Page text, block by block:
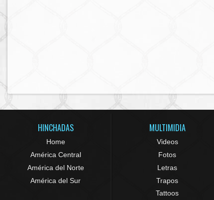
HINCHADAS
Home
América Central
América del Norte
América del Sur
MULTIMIDIA
Videos
Fotos
Letras
Trapos
Tattoos